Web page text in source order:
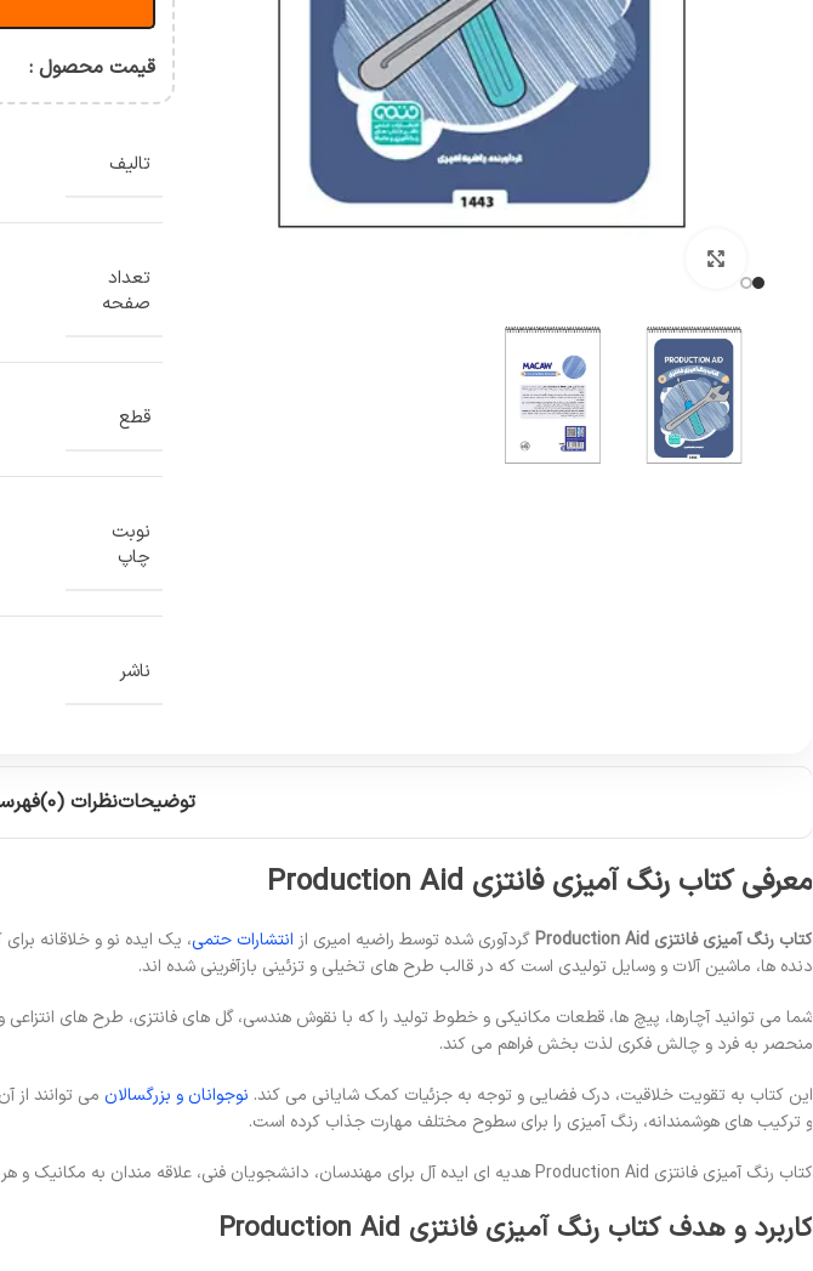
جلدی)
قیمت محصول :
تالیف
تعداد
صفحه
قطع
نوبت
چاپ
ناشر
توضیحاتنظرات (0)
معرفی کتاب رنگ آمیزی فانتزی Production Aid
کتاب رنگ آمیزی فانتزی Production Aid گردآوری شده توسط راضیه امیری از انتشارات حتمی، یک ایده نو و خلاقانه
دنده ها، ماشین آلات و وسایل تولیدی است که در قالب طرح های تخیلی و تزئینی بازآفرینی شده اند.
شما می توانید آچارها، پیچ ها، قطعات مکانیکی و خطوط تولید را که با نقوش هندسی، گل های فانتزی، طرح های
منحصر به فرد و چالش فکری لذت بخش فراهم می کند.
این کتاب به تقویت خلاقیت، درک فضایی و توجه به جزئیات کمک شایانی می کند. نوجوانان و بزرگسالان می توانند
و ترکیب های هوشمندانه، رنگ آمیزی را برای سطوح مختلف مهارت جذاب کرده است.
کتاب رنگ آمیزی فانتزی Production Aid هدیه ای ایده آل برای مهندسان، دانشجویان فنی، علاقه مندان به مکانیک و هر کسی که از زیبایی شناسی فرم های صنعتی لذت می برد، محسوب می شود.
کاربرد و هدف کتاب رنگ آمیزی فانتزی Production Aid